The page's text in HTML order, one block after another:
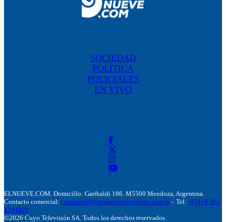
SOCIEDAD
POLÍTICA
POLICIALES
EN VIVO
ELNUEVE.COM. Domicillo: Garibaldi 186. M5500 Mendoza, Argentina.
Contacto comercial: comercial@canalnuevemendoza.com.ar – Tel: +(54) 9 261
4204020
©2026 Cuyo Televisión SA. Todos los derechos reservados